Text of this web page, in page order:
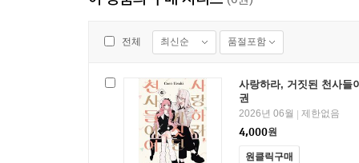
전체 최신순 품절포함
사랑하라, 거짓된 천사들
권
2026년 06월
제한없음
4,000원
원클릭구매